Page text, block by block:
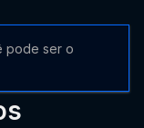
pode ser o